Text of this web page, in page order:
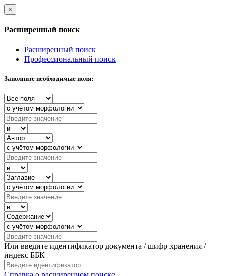
×
Расширенный поиск
Расширенный поиск
Профессиональный поиск
Заполните необходимые поля:
Или введите идентификатор документа / шифр хранения /
индекс ББК